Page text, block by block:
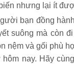
nhưng lại ít
bạn đồng
suông mà còn
nệm và gối phù
nay. Hãy